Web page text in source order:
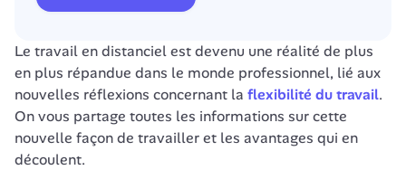
Le travail en distanciel est devenu une réalité de plus
en plus répandue dans le monde professionnel, lié aux
nouvelles réflexions concernant la flexibilité du travail.
On vous partage toutes les informations sur cette
nouvelle façon de travailler et les avantages qui en
découlent.